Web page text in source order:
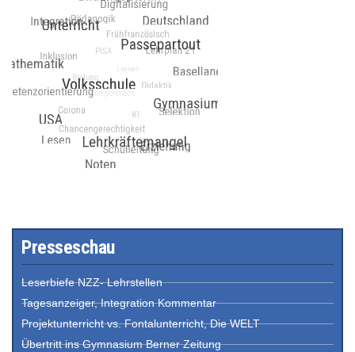
Presseschau
Leserbiefe NZZ- Lehrstellen
Tagesanzeiger, Integration Kommentar
Projektunterricht vs. Fontalunterricht, Die WELT
Übertritt ins Gymnasium Berner Zeitung